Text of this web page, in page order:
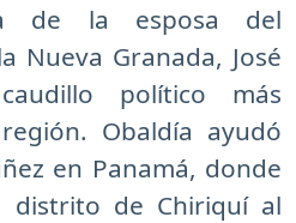
de la esposa del
Nueva Granada, José
político más
Obaldía ayudó
en Panamá, donde
de Chiriquí al